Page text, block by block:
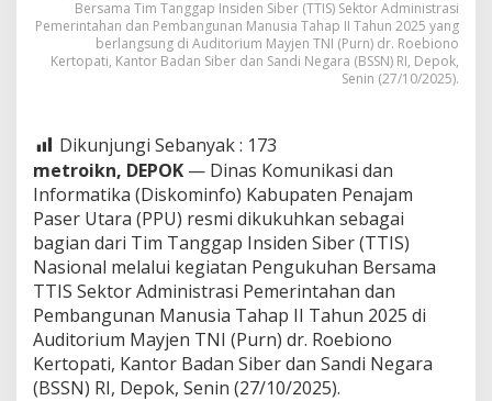
Bersama Tim Tanggap Insiden Siber (TTIS) Sektor Administrasi
Pemerintahan dan Pembangunan Manusia Tahap II Tahun 2025 yang
berlangsung di Auditorium Mayjen TNI (Purn) dr. Roebiono
Kertopati, Kantor Badan Siber dan Sandi Negara (BSSN) RI, Depok,
Senin (27/10/2025).
Dikunjungi Sebanyak : 173
metroikn, DEPOK — Dinas Komunikasi dan
Informatika (Diskominfo) Kabupaten Penajam
Paser Utara (PPU) resmi dikukuhkan sebagai
bagian dari Tim Tanggap Insiden Siber (TTIS)
Nasional melalui kegiatan Pengukuhan Bersama
TTIS Sektor Administrasi Pemerintahan dan
Pembangunan Manusia Tahap II Tahun 2025 di
Auditorium Mayjen TNI (Purn) dr. Roebiono
Kertopati, Kantor Badan Siber dan Sandi Negara
(BSSN) RI, Depok, Senin (27/10/2025).